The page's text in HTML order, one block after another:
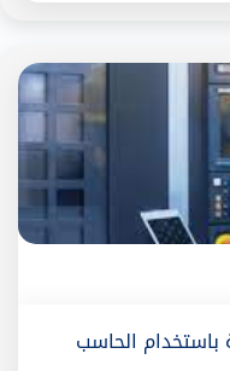
باستخدام الحاسب